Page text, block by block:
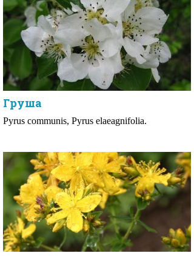
Груша
Pyrus communis, Pyrus elaeagnifolia.